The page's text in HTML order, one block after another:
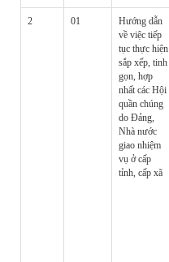
2 01
Hướng dẫn
về việc tiếp
tục thực hiện
sắp xếp, tinh
gọn, hợp
nhất các Hội
quần chúng
do Đảng,
Nhà nước
giao nhiệm
vụ ở cấp
tỉnh, cấp xã